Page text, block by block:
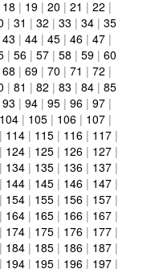
18 | 19 | 20 | 21 | 22 |
| 31 | 32 | 33 | 34 | 35
43 | 44 | 45 | 46 | 47 |
| 56 | 57 | 58 | 59 | 60
68 | 69 | 70 | 71 | 72 |
| 81 | 82 | 83 | 84 | 85
93 | 94 | 95 | 96 | 97 |
104 | 105 | 106 | 107 |
| 114 | 115 | 116 | 117 |
| 124 | 125 | 126 | 127 |
| 134 | 135 | 136 | 137 |
| 144 | 145 | 146 | 147 |
| 154 | 155 | 156 | 157 |
| 164 | 165 | 166 | 167 |
| 174 | 175 | 176 | 177 |
| 184 | 185 | 186 | 187 |
| 194 | 195 | 196 | 197 |